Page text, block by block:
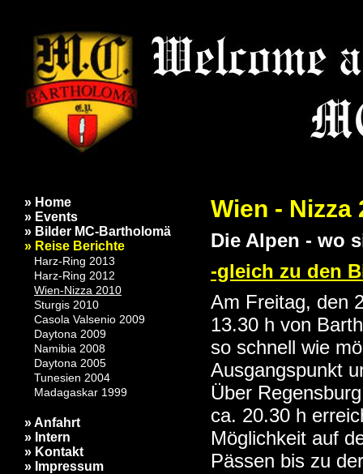
» Home
» Events
» Bilder MC-Bartholomä
» Reise Berichte
Harz-Ring 2013
Harz-Ring 2012
Wien-Nizza 2010
Sturgis 2010
Casola Valsenio 2009
Daytona 2009
Namibia 2008
Daytona 2005
Tunesien 2004
Madagaskar 1999
» Anfahrt
» Intern
» Kontakt
» Impressum
Wien - Nizza
Die Alpen - wo
-gleich zu den
Am Freitag, den
13.30 h von
so schnell wie
Ausgangspunkt
Über
ca. 20.30 h
Möglichkeit auf
Pässen bis zu